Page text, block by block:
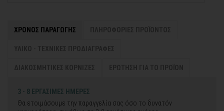
ΧΡΟΝΟΣ ΠΑΡΑΓΩΓΗΣ
3 - 8 ΕΡΓΑΣΙΜΕΣ ΗΜΕΡΕΣ
Θα ετοιμάσουμε την παραγγελία σας όσο το δυνατόν